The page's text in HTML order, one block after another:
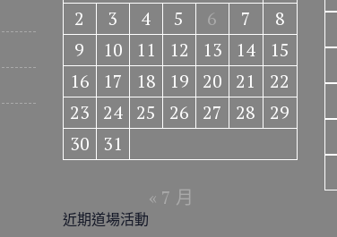
2
3 4 5 6 7
8
9
10 11 12 13 14
15
16
17 18 19 20 21
22
23
24 25 26 27 28
29
30
31
« 7 月
近期道場活動